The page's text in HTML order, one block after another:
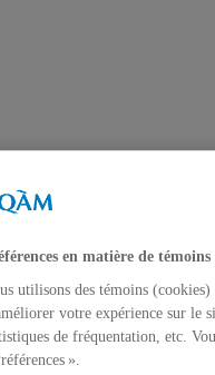
our
auquel a participé le
Chaire MCD. Ce numéro
en matière de témoins
utilisons des témoins
votre expérience sur le
de fréquentation, etc.
».